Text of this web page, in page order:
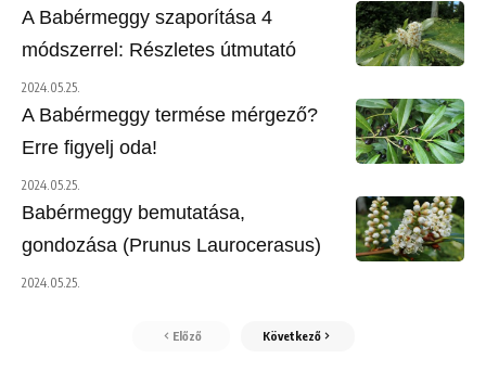
A Babérmeggy szaporítása 4
módszerrel: Részletes útmutató
2024.05.25.
A Babérmeggy termése mérgező?
Erre figyelj oda!
2024.05.25.
Babérmeggy bemutatása,
gondozása (Prunus Laurocerasus)
2024.05.25.
Előző Következő